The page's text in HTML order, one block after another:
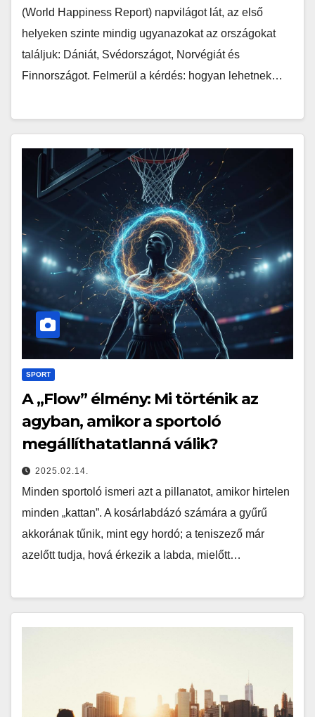
(World Happiness Report) napvilágot lát, az első
helyeken szinte mindig ugyanazokat az országokat
találjuk: Dániát, Svédországot, Norvégiát és
Finnországot. Felmerül a kérdés: hogyan lehetnek…
SPORT
A „Flow” élmény: Mi történik az
agyban, amikor a sportoló
megállíthatatlanná válik?
2025.02.14.
Minden sportoló ismeri azt a pillanatot, amikor hirtelen
minden „kattan”. A kosárlabdázó számára a gyűrű
akkorának tűnik, mint egy hordó; a teniszező már
azelőtt tudja, hová érkezik a labda, mielőtt…